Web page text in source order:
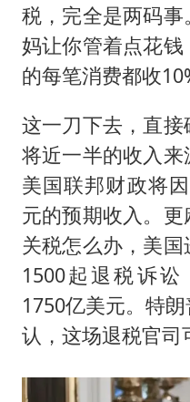
税，完全是两码
妈让你管着点花
的每笔消费都收
这一刀下去，直
将近一半的收入
美国联邦财政将
元的预期收入。
关税怎么办，美
1500起退税诉
1750亿美元。特
认，这场退税官司